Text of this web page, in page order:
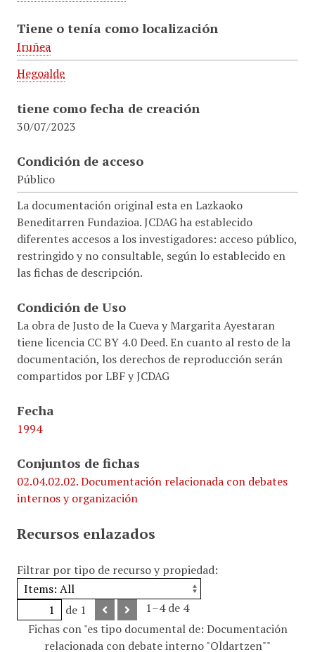
Tiene o tenía como localización
Iruñea
Hegoalde
tiene como fecha de creación
30/07/2023
Condición de acceso
Público
La documentación original esta en Lazkaoko
Beneditarren Fundazioa. JCDAG ha establecido
diferentes accesos a los investigadores: acceso público,
restringido y no consultable, según lo establecido en
las fichas de descripción.
Condición de Uso
La obra de Justo de la Cueva y Margarita Ayestaran
tiene licencia CC BY 4.0 Deed. En cuanto al resto de la
documentación, los derechos de reproducción serán
compartidos por LBF y JCDAG
Fecha
1994
Conjuntos de fichas
02.04.02.02. Documentación relacionada con debates
internos y organización
Recursos enlazados
Filtrar por tipo de recurso y propiedad:
de 1
1–4 de 4
Fichas con "es tipo documental de: Documentación
relacionada con debate interno "Oldartzen""